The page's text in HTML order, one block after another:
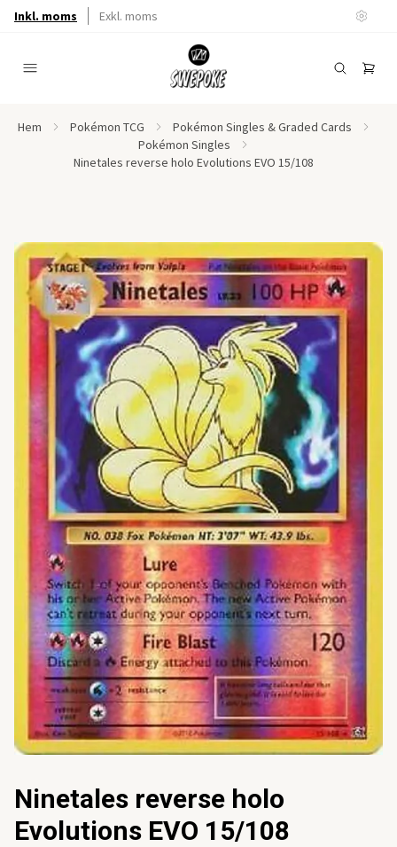
Inkl. moms Exkl. moms
Hem Pokémon TCG
Pokémon Singles & Graded Cards
Pokémon Singles
Ninetales reverse holo Evolutions EVO 15/108
Ninetales reverse holo
Evolutions EVO 15/108